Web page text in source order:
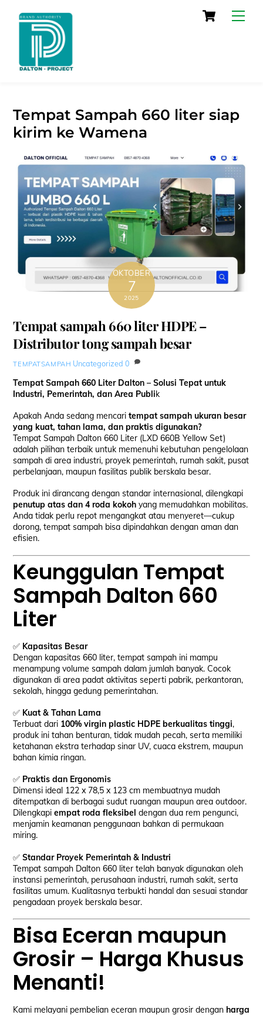
Cart
Tempat Sampah 660 liter siap
kirim ke Wamena
OKTOBER
7
2025
Tempat sampah 660 liter HDPE –
Distributor tong sampah besar
TEMPATSAMPAH Uncategorized 0
Tempat Sampah 660 Liter Dalton – Solusi Tepat untuk
Industri, Pemerintah, dan Area Publik
Apakah Anda sedang mencaritempat sampah ukuran besar
yang kuat, tahan lama, dan praktis digunakan?
Tempat Sampah Dalton 660 Liter (LXD 660B Yellow Set)
adalah pilihan terbaik untuk memenuhi kebutuhan pengelolaan
sampah di area industri, proyek pemerintah, rumah sakit, pusat
perbelanjaan, maupun fasilitas publik berskala besar.
Produk ini dirancang dengan standar internasional, dilengkapi
penutup atas dan 4 roda kokoh yang memudahkan mobilitas.
Anda tidak perlu repot mengangkat atau menyeret—cukup
dorong, tempat sampah bisa dipindahkan dengan aman dan
efisien.
Keunggulan Tempat
Sampah Dalton 660
Liter
✅ Kapasitas Besar
Dengan kapasitas 660 liter, tempat sampah ini mampu
menampung volume sampah dalam jumlah banyak. Cocok
digunakan di area padat aktivitas seperti pabrik, perkantoran,
sekolah, hingga gedung pemerintahan.
✅ Kuat & Tahan Lama
Terbuat dari 100% virgin plastic HDPE berkualitas tinggi,
produk ini tahan benturan, tidak mudah pecah, serta memiliki
ketahanan ekstra terhadap sinar UV, cuaca ekstrem, maupun
bahan kimia ringan.
✅ Praktis dan Ergonomis
Dimensi ideal 122 x 78,5 x 123 cm membuatnya mudah
ditempatkan di berbagai sudut ruangan maupun area outdoor.
Dilengkapiempat roda fleksibel dengan dua rem pengunci,
menjamin keamanan penggunaan bahkan di permukaan
miring.
✅Standar Proyek Pemerintah & Industri
Tempat sampah Dalton 660 liter telah banyak digunakan oleh
instansi pemerintah, perusahaan industri, rumah sakit, serta
fasilitas umum. Kualitasnya terbukti handal dan sesuai standar
pengadaan proyek berskala besar.
Bisa Eceran maupun
Grosir – Harga Khusus
Menanti!
Kami melayani pembelian eceran maupun grosir dengan harga